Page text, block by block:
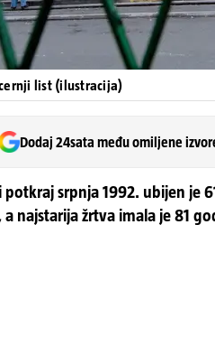
list (ilustracija)
Dodaj 24sata među omiljene
potkraj srpnja 1992. ubijen je
najstarija žrtva imala je 81